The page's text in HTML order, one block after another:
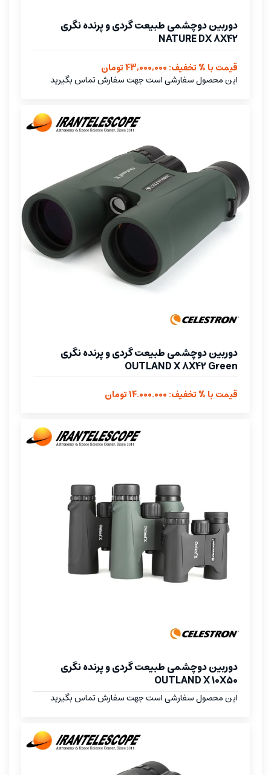
دوربین دوچشمی طبیعت گردی و پرنده نگری
NATURE DX 8X42
قیمت با % تخفیف: 43,000,000 تومان
این محصول سفارشی است جهت سفارش تماس بگیرید
دوربین دوچشمی طبیعت گردی و پرنده نگری
OUTLAND X 8X42 Green
قیمت با % تخفیف: 14.000.000 تومان
دوربین دوچشمی طبیعت گردی و پرنده نگری
OUTLAND X 10X50
این محصول سفارشی است جهت سفارش تماس بگیرید